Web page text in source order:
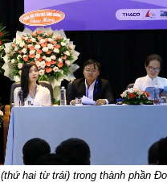
hai từ trái) trong thành phần